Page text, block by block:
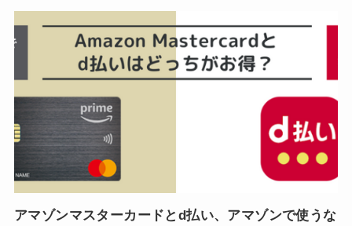
アマゾンマスターカードとd払い、アマゾンで使うな